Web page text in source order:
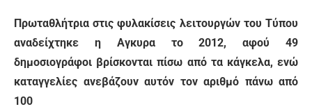
Πρωταθλήτρια στις φυλακίσεις λειτουργών του Τύπου
αναδείχτηκε η Αγκυρα το 2012, αφού 49
δημοσιογράφοι βρίσκονται πίσω από τα κάγκελα, ενώ
καταγγελίες ανεβάζουν αυτόν τον αριθμό πάνω από
100